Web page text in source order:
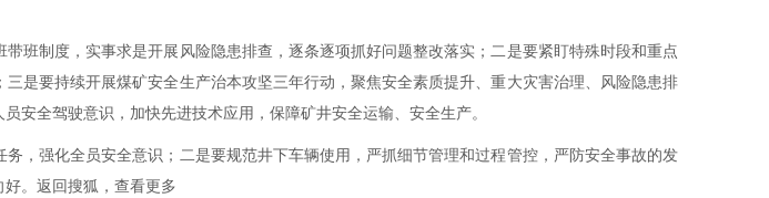
制度，实事求是开展风险隐患排查，逐条逐项抓好问题整改落实；二是要紧盯特殊时段和重点
是要持续开展煤矿安全生产治本攻坚三年行动，聚焦安全素质提升、重大灾害治理、风险隐患排
安全驾驶意识，加快先进技术应用，保障矿井安全运输、安全生产。
强化全员安全意识；二是要规范井下车辆使用，严抓细节管理和过程管控，严防安全事故的发
。返回搜狐，查看更多